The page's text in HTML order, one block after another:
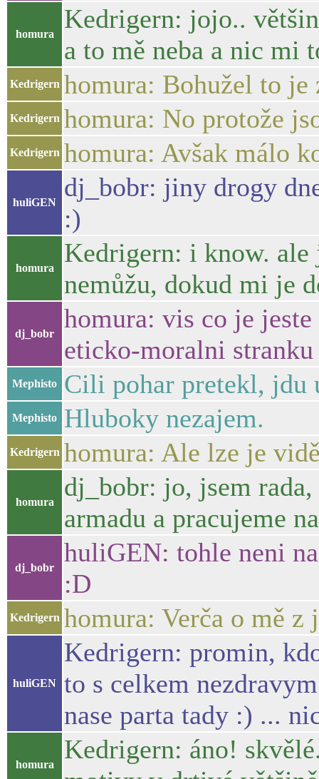
homura
Kedrigern: jojo..
a to mě neba a nic mi
Kedrigern homura: Bohužel to
Kedrigern homura: No protože
Kedrigern homura: Avšak málo
huliGEN
dj_bobr: jiny drogy
:)
homura
Kedrigern: i know.
nemůžu, dokud mi je
dj_bobr
homura: vis co je
eticko-moralni stranku
Mephisto Cili pohar pretekl, jdu
Mephisto Hluboky nezajem.
Kedrigern homura: Ale lze je
homura
dj_bobr: jo, jsem
armadu a pracujeme
dj_bobr
huliGEN: tohle neni
:D
Kedrigern homura: Verča o mě z
huliGEN
Kedrigern: promin,
to s celkem
nase parta tady :) ...
homura
Kedrigern: áno!